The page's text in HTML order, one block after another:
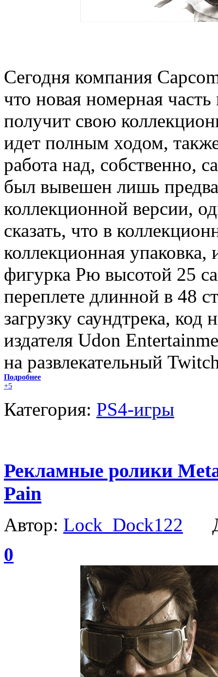
Сегодня компания
что новая номерная
получит свою
идет полным ходом,
работа над, собственно,
был вывешен лишь
коллекционной версии,
сказать, что в
коллекционная упаковка,
фигурка Рю высотой 25
переплете длинной в 48
загрузку саундтрека, код
издателя Udon
на развлекательный
Подробнее
+5
Категория: PS4-игры
Рекламные ролики
Pain
Автор: Lock_Dock122
0